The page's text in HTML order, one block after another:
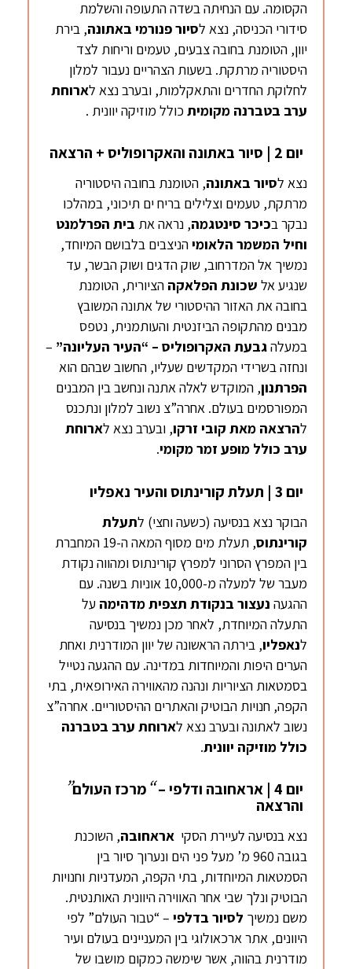
הקסומה. עם הנחיתה בשדה התעופה והשלמת
סידורי הכניסה, נצא לסיור פנורמי באתונה, בירת
יוון, הטומנת בחובה צבעים, טעמים וריחות לצד
היסטוריה מרתקת. בשעות הצהריים נעבור למלון
לחלוקת החדרים והתאקלמות, ובערב נצא לארוחת
ערב בטברנה מקומית כולל מוזיקה יוונית .
יום 2 | סיור באתונה והאקרופוליס + הרצאה
נצא לסיור באתונה, הטומנת בחובה היסטוריה
מרתקת, טעמים וצלילים בריח ים תיכוני, במהלכו
נבקר בכיכר סינטגמה, נראה את בית הפרלמנט
וחיל המשמר הלאומיהניצבים בלבושם המיוחד,
נמשיך אל המדרחוב, שוק הדגים ושוק הבשר, עד
שנגיע אל שכונת הפלאקההציורית, הטומנת
בחובה את האזור ההיסטורי של אתונה המשובץ
מבנים מהתקופה הביזנטית והעותמנית, נטפס
במעלהגבעת האקרופוליס – “העיר העליונה” –
ונחזה בשרידי המקדשים שעליו, החשוב שבהם הוא
הפרתנון, המוקדש לאלה אתנה ונחשב בין המבנים
המפורסמים בעולם. אחרה”צ נשוב למלון ונתכנס
להרצאה מאת קובי זרקו, ובערב נצא לארוחת
ערב כולל מופע זמר מקומי.
יום 3 | תעלת קורינתוס והעיר נאפליו
הבוקר נצא בנסיעה (כשעה וחצי) לתעלת
קורינתוס
, תעלת מים מסוף המאה ה-19 המחברת
בין המפרץ הסרוני למפרץ קורינתוס ומהווה נקודת
מעבר של למעלה מ-10,000 אוניות בשנה. עם
ההגעה נעצור בנקודת תצפית מדהימה על
התעלה המיוחדת, לאחר מכן נמשיך בנסיעה
לנאפליו, בירתה הראשונה של יוון המודרנית ואחת
הערים היפות והמיוחדות במדינה. עם ההגעה נטייל
בסמטאות הציוריות ונהנה מהאווירה האירופאית, בתי
הקפה, חנויות הבוטיק והאתרים ההיסטוריים. אחרה”צ
נשוב לאתונה ובערב נצא לארוחת ערב בטברנה
כולל מוזיקה יוונית.
יום 4 | אראחובה ודלפי – “מרכז העולם”
והרצאה
נצא בנסיעה לעיירת הסקיאראחובה, השוכנת
בגובה 960 מ’ מעל פני הים ונערוך סיור בין
הסמטאות המיוחדות, בתי הקפה, המעדניות וחנויות
הבוטיק ונלך שבי אחר האווירה היוונית האותנטית.
משם נמשיך לסיור בדלפי – “טבור העולם” לפי
היוונים, אתר ארכאולוגי בין המעניינים בעולם ועיר
מודרנית בהווה, אשר שימשה כמקום מושבו של